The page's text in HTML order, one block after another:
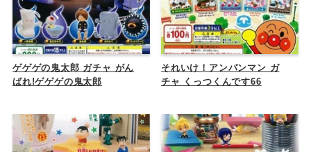
ゲゲゲの鬼太郎 ガチャ がん
ばれ!ゲゲゲの鬼太郎
それいけ！アンパンマン ガ
チャ くっつくんです66